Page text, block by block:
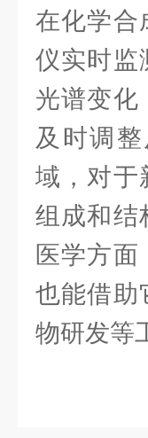
在化学合
仪实时监
光谱变化
及时调
域，对于
组成和结
医学方
也能借助
物研发等